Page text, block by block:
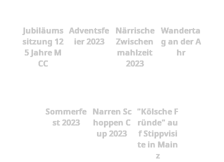
Jubiläums
sitzung 12
5 Jahre M
CC
Adventsfe
ier 2023
Närrische
Zwischen
mahlzeit
2023
Wanderta
g an der A
hr
Sommerfe
st 2023
Narren Sc
hoppen C
up 2023
"Kölsche F
ründe" au
f Stippvisi
te in Main
z